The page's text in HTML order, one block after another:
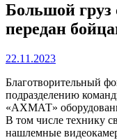
Большой
передан
Опубликовано
22.11.2023
Благотворительный
подразделению
«АХМАТ»
В том числе технику
нашлемные